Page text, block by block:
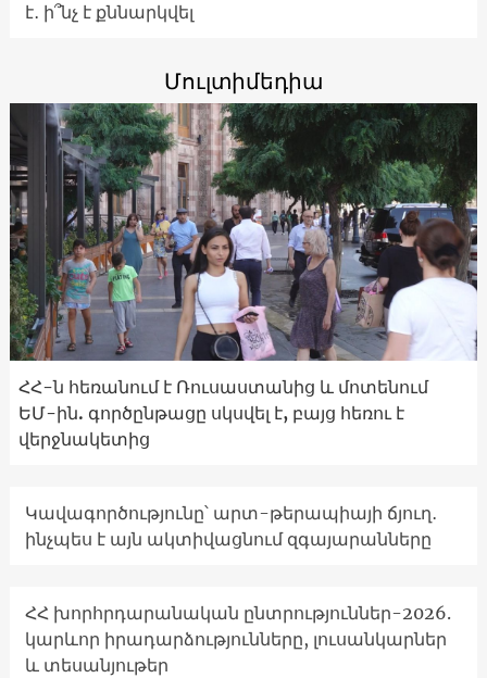
է․ ի՞նչ է քննարկվել
Մուլտիմեդիա
ՀՀ-ն հեռանում է Ռուսաստանից և մոտենում
ԵՄ-ին. գործընթացը սկսվել է, բայց հեռու է
վերջնակետից
Կավագործությունը՝ արտ-թերապիայի ճյուղ․
ինչպես է այն ակտիվացնում զգայարանները
ՀՀ խորհրդարանական ընտրություններ-2026.
կարևոր իրադարձությունները, լուսանկարներ
և տեսանյութեր